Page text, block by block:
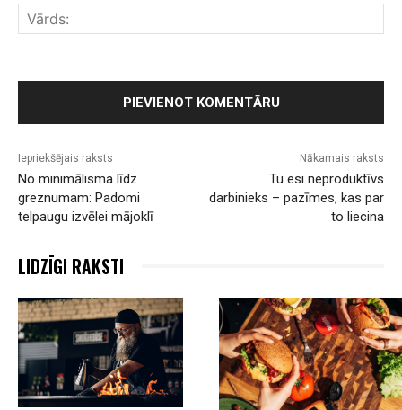
Iepriekšējais raksts
No minimālisma līdz
greznumam: Padomi
telpaugu izvēlei mājoklī
Nākamais raksts
Tu esi neproduktīvs
darbinieks – pazīmes, kas par
to liecina
LIDZĪGI RAKSTI